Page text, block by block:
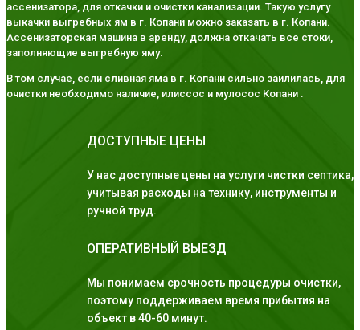
ассенизатора, для откачки и очистки канализации. Такую услугу
выкачки выгребных ям в г. Копани можно заказать в г. Копани.
Ассенизаторская машина в аренду, должна откачать все стоки,
заполняющие выгребную яму.
В том случае, если сливная яма в г. Копани сильно заилилась, для
очистки необходимо наличие, илиссос и мулосос Копани .
ДОСТУПНЫЕ ЦЕНЫ
У нас доступные цены на услуги чистки септика,
учитывая расходы на технику, инструменты и
ручной труд.
ОПЕРАТИВНЫЙ ВЫЕЗД
Мы понимаем срочность процедуры очистки,
поэтому поддерживаем время прибытия на
объект в 40-60 минут.